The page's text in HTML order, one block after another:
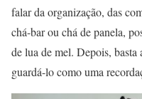
falar da organização, das
chá-bar ou chá de panela,
de lua de mel. Depois,
guardá-lo como uma